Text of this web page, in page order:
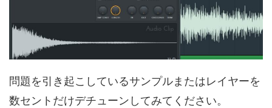
問題を引き起こしているサンプルまたはレイヤーを
数セントだけデチューンしてみてください。